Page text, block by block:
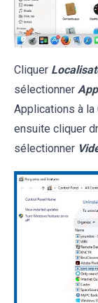
Cliquer
sélectionner
Applications à
ensuite cliquer
sélectionner